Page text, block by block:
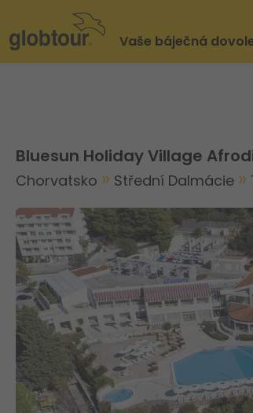
Vaše báječná
Bluesun Holiday Village
Chorvatsko Střední Dalmácie